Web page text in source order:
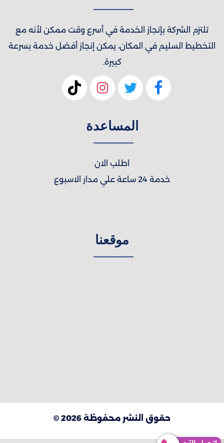
تلتزم الشركة بإنجاز الخدمة في أسرع وقت ممكن لأنه مع
التخطيط السليم في المكان، يمكن إنجاز أفضل خدمة بسرعة
كبيرة.
المساعدة
اطلب الان
خدمة 24 ساعة علي مدار الاسبوع
موقعنا
حقوق النشر محفوظة 2026 ©